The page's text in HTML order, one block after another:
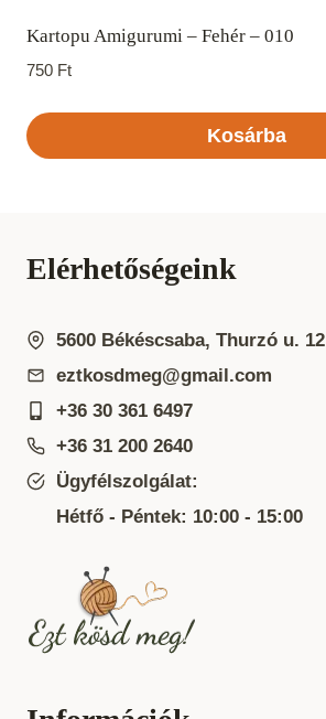
Kartopu Amigurumi – Fehér – 010
750 Ft
Kosárba
Elérhetőségeink
5600 Békéscsaba, Thurzó u. 12
eztkosdmeg@gmail.com
+36 30 361 6497
+36 31 200 2640
Ügyfélszolgálat:
Hétfő - Péntek: 10:00 - 15:00